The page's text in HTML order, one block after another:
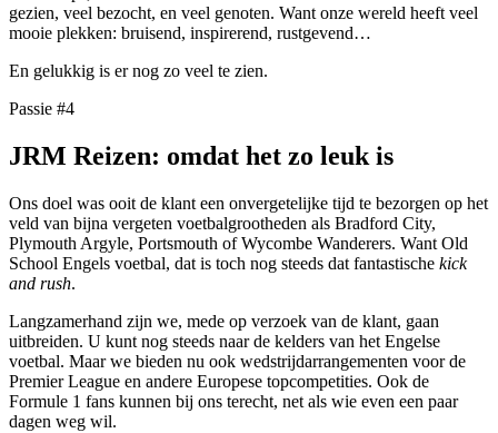
gezien, veel bezocht, en veel genoten. Want onze wereld heeft veel
mooie plekken: bruisend, inspirerend, rustgevend…
En gelukkig is er nog zo veel te zien.
Passie #4
JRM Reizen: omdat het zo leuk is
Ons doel was ooit de klant een onvergetelijke tijd te bezorgen op het
veld van bijna vergeten voetbalgrootheden als Bradford City,
Plymouth Argyle, Portsmouth of Wycombe Wanderers. Want Old
School Engels voetbal, dat is toch nog steeds dat fantastische kick
and rush.
Langzamerhand zijn we, mede op verzoek van de klant, gaan
uitbreiden. U kunt nog steeds naar de kelders van het Engelse
voetbal. Maar we bieden nu ook wedstrijdarrangementen voor de
Premier League en andere Europese topcompetities. Ook de
Formule 1 fans kunnen bij ons terecht, net als wie even een paar
dagen weg wil.